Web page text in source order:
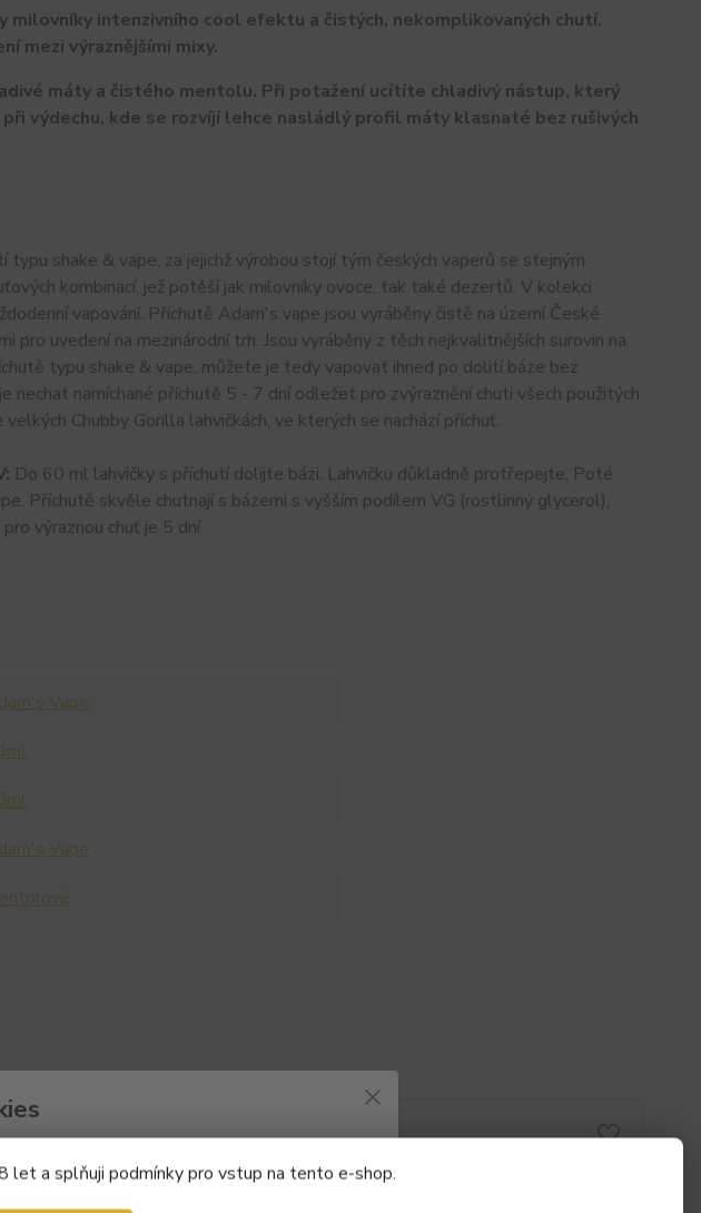
a splňuji podmínky pro vstup na tento e-shop.
milovníky intenzivního cool efektu a čistých, nekomplikovaných chutí.
mezi výraznějšími mixy.
máty a čistého mentolu. Při potažení ucítíte chladivý nástup, který
výdechu, kde se rozvíjí lehce nasládlý profil máty klasnaté bez rušivých
typu shake & vape, za jejichž výrobou stojí tým českých vaperů se stejným
kombinací, jež potěší jak milovníky ovoce, tak také dezertů. V kolekci
vapování. Příchutě Adam's vape jsou vyráběny čistě na území České
uvedení na mezinárodní trh. Jsou vyráběny z těch nejkvalitnějších surovin na
typu shake & vape, můžete je tedy vapovat ihned po dolití báze bez
nechat namíchané příchutě 5 - 7 dní odležet pro zvýraznění chuti všech použitých
Chubby Gorilla lahvičkách, ve kterých se nachází příchuť.
Do 60 ml lahvičky s příchutí dolijte bázi. Lahvičku důkladně protřepejte. Poté
Příchutě skvěle chutnají s bázemi s vyšším podílem VG (rostlinný glycerol),
výraznou chuť je 5 dní.
Vape
Vape